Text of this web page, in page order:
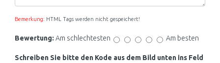
Bemerkung: HTML Tags werden nicht gespeichert!
Bewertung: Am schlechtesten Am besten
Schreiben Sie bitte den Kode aus dem Bild unten ins Feld